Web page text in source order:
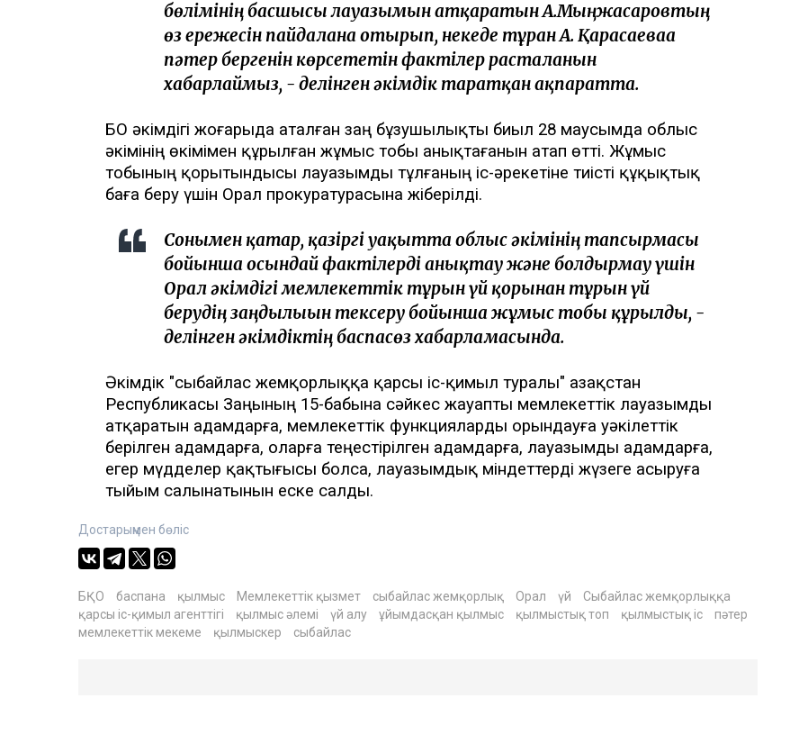
бөлімінің басшысы лауазымын атқаратын А.Мыңжасаровтың
өз ережесін пайдалана отырып, некеде тұрған А. Қарасаеваға
пәтер бергенін көрсететін фактілер расталғанын
хабарлаймыз, - делінген әкімдік таратқан ақпаратта.
БҚО әкімдігі жоғарыда аталған заң бұзушылықты биыл 28 маусымда облыс
әкімінің өкімімен құрылған жұмыс тобы анықтағанын атап өтті. Жұмыс
тобының қорытындысы лауазымды тұлғаның іс-әрекетіне тиісті құқықтық
баға беру үшін Орал прокуратурасына жіберілді.
Сонымен қатар, қазіргі уақытта облыс әкімінің тапсырмасы
бойынша осындай фактілерді анықтау және болдырмау үшін
Орал әкімдігі мемлекеттік тұрғын үй қорынан тұрғын үй
берудің заңдылығын тексеру бойынша жұмыс тобы құрылды, -
делінген әкімдіктің баспасөз хабарламасында.
Әкімдік "сыбайлас жемқорлыққа қарсы іс-қимыл туралы" Қазақстан
Республикасы Заңының 15-бабына сәйкес жауапты мемлекеттік лауазымды
атқаратын адамдарға, мемлекеттік функцияларды орындауға уәкілеттік
берілген адамдарға, оларға теңестірілген адамдарға, лауазымды адамдарға,
егер мүдделер қақтығысы болса, лауазымдық міндеттерді жүзеге асыруға
тыйым салынатынын еске салды.
Достарыңмен бөліс
БҚО баспана қылмыс Мемлекеттік қызмет сыбайлас жемқорлық Орал үй
Сыбайлас жемқорлыққа
қарсы іс-қимыл агенттігі
қылмыс әлемі үй алу ұйымдасқан қылмыс қылмыстық топ қылмыстық іс
пәтер
мемлекеттік мекеме
қылмыскер сыбайлас